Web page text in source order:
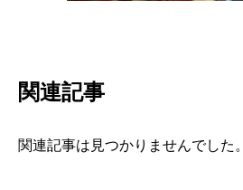
関連記事
関連記事は見つかりませんでした。